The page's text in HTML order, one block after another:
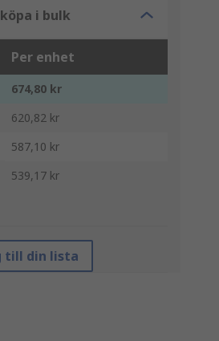
i bulk
Per enhet
674,80 kr
620,82 kr
587,10 kr
539,17 kr
till din lista